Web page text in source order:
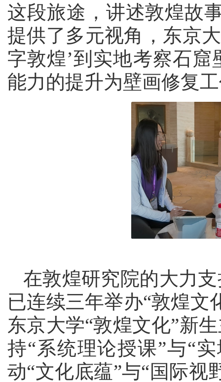
这段旅途，讲述敦煌故
提供了多元视角，东京
字敦煌’到实地考察石
能力的提升为壁画修复
在敦煌研究院的大力
已连续三年举办“敦煌文
东京大学“敦煌文化”新
持“系统理论授课”与“
动“文化底蕴”与“国际视